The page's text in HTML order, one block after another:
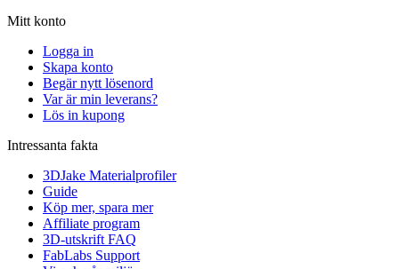
Mitt konto
Logga in
Skapa konto
Begär nytt lösenord
Var är min leverans?
Lös in kupong
Intressanta fakta
3DJake Materialprofiler
Guide
Köp mer, spara mer
Affiliate program
3D-utskrift FAQ
FabLabs Support